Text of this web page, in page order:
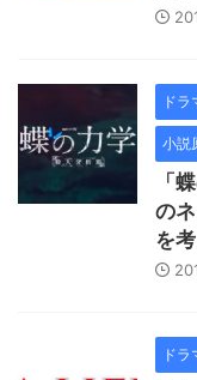
ドラ
小説
「
の
を
ドラ